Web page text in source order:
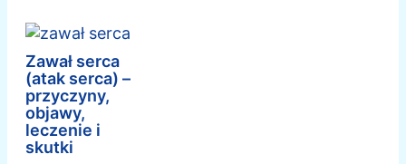
Zawał serca
(atak serca) –
przyczyny,
objawy,
leczenie i
skutki